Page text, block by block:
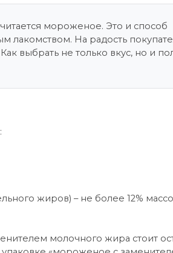
мороженое. Это и способ
лакомством. На радость
выбрать не только вкус, но и
жиров) – не более 12%
молочного жира стоит